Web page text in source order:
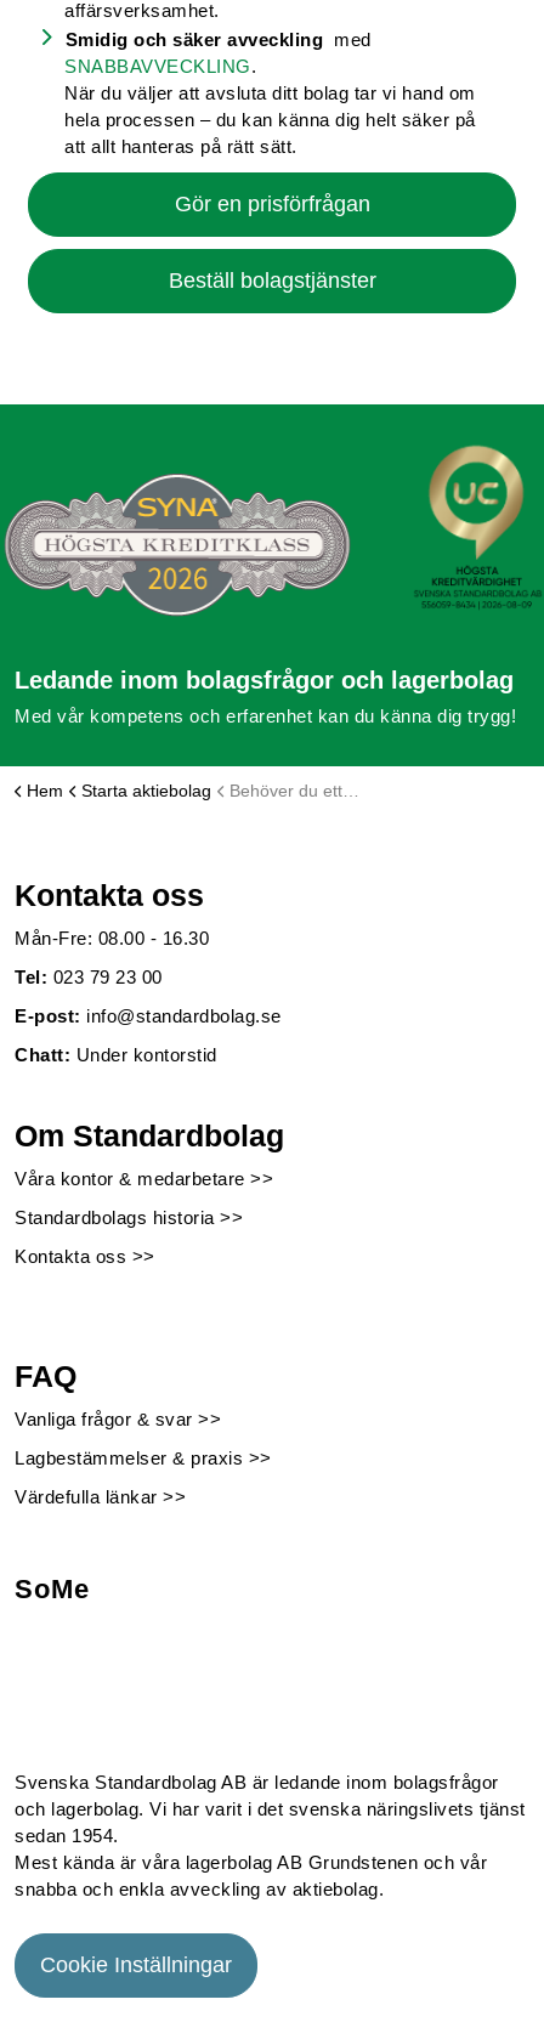
affärsverksamhet.
Smidig och säker avveckling med
SNABBAVVECKLING.
När du väljer att avsluta ditt bolag tar vi hand om
hela processen – du kan känna dig helt säker på
att allt hanteras på rätt sätt.
Gör en prisförfrågan
Beställ bolagstjänster
Ledande inom bolagsfrågor och lagerbolag
Med vår kompetens och erfarenhet kan du känna dig trygg!
Hem Starta aktiebolag Behöver du ett lagerbolag på engelska?
Kontakta oss
Mån-Fre: 08.00 - 16.30
Tel: 023 79 23 00
E-post: info@standardbolag.se
Chatt: Under kontorstid
Om Standardbolag
Våra kontor & medarbetare >>
Standardbolags historia >>
Kontakta oss >>
FAQ
Vanliga frågor & svar >>
Lagbestämmelser & praxis >>
Värdefulla länkar >>
SoMe
Svenska Standardbolag AB är ledande inom bolagsfrågor
och lagerbolag. Vi har varit i det svenska näringslivets tjänst
sedan 1954.
Mest kända är våra lagerbolag AB Grundstenen och vår
snabba och enkla avveckling av aktiebolag.
Cookie Inställningar